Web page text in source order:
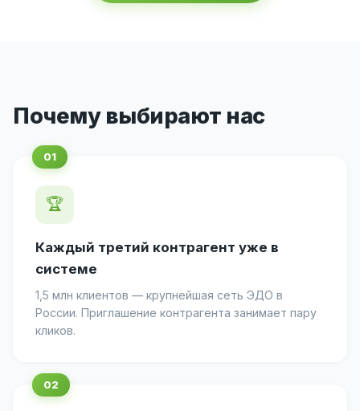
Почему выбирают нас
🏆
Каждый третий контрагент уже в
системе
1,5 млн клиентов — крупнейшая сеть ЭДО в
России. Приглашение контрагента занимает пару
кликов.